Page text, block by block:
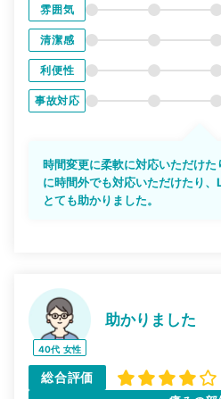
雰囲気
清潔感
利便性
事故対応
時間変更に柔軟に対応いただけ
に時間外でも対応いただけたり
とても助かりました。
40代 女性
助かりました
総合評価